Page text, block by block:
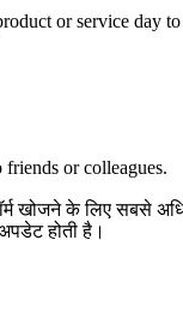
or service day
or colleagues.
खोजने के लिए
होती है।